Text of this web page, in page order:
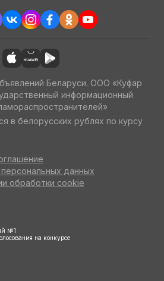
Беларуси. ООО «Куфар
информационный
в белорусских рублях по курсу
данных
обработки cookie
№1
на конкурсе